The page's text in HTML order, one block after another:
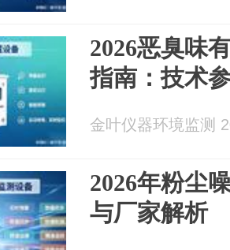
2026恶臭味
指南：技术
金叶仪器环境监测
2026年粉尘
与厂家解析